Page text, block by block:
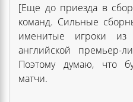
[Еще до приезда в
команд. Сильные
именитые игроки из
английской премьер-
Поэтому думаю, что
матчи.